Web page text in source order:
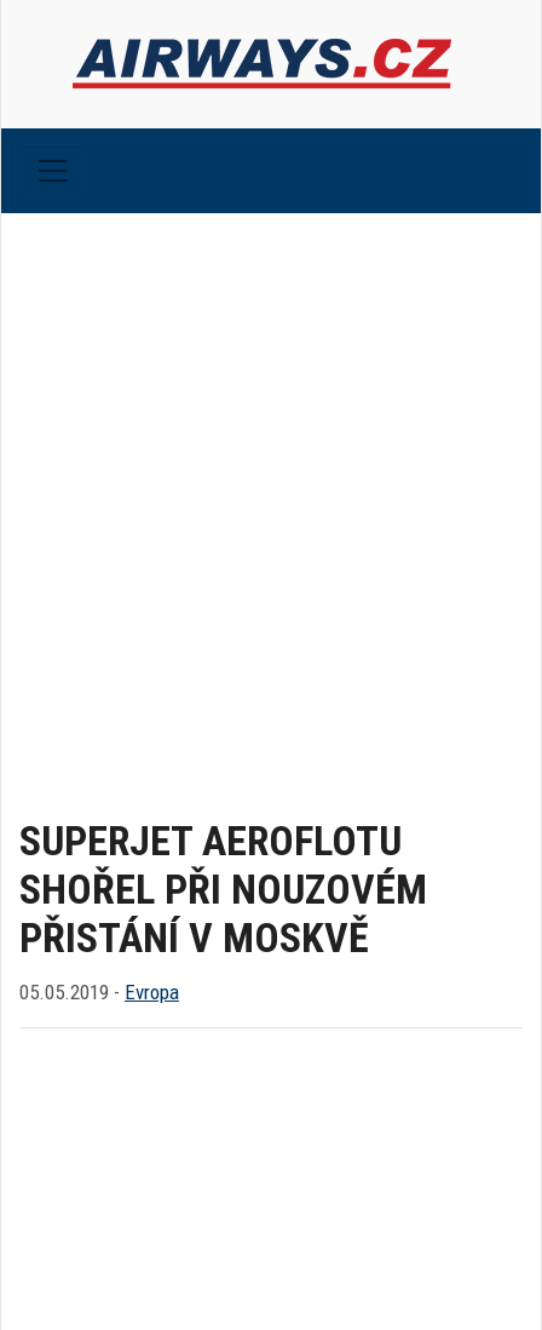
SUPERJET AEROFLOTU
SHOŘEL PŘI NOUZOVÉM
PŘISTÁNÍ V MOSKVĚ
05.05.2019 - Evropa